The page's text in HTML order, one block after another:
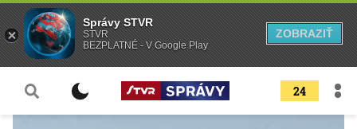
24
Správy STVR
STVR
BEZPLATNÉ - V Google Play
ZOBRAZIŤ